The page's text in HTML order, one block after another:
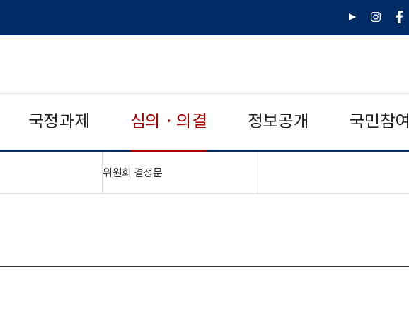
유
인
페
국정과제 심의 · 의결 정보공개 국민참여
위원회 결정문"접기,펼치기"